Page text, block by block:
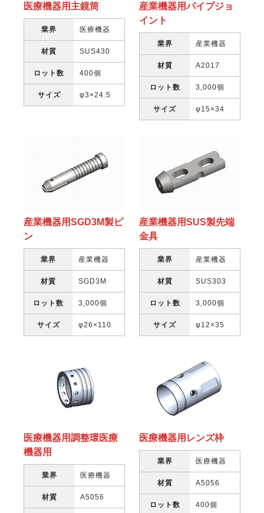
医療機器用主鏡筒
業界 医療機器
材質 SUS430
ロット数 400個
サイズ φ3×24.5
産業機器用パイプジョ
イント
業界 産業機器
材質 A2017
ロット数 3,000個
サイズ φ15×34
産業機器用SGD3M製ピ
ン
業界 産業機器
材質 SGD3M
ロット数 3,000個
サイズ φ26×110
産業機器用SUS製先端
金具
業界 産業機器
材質 SUS303
ロット数 3,000個
サイズ φ12×35
医療機器用調整環医療
機器用
業界 医療機器
材質 A5056
医療機器用レンズ枠
業界 医療機器
材質 A5056
ロット数 400個